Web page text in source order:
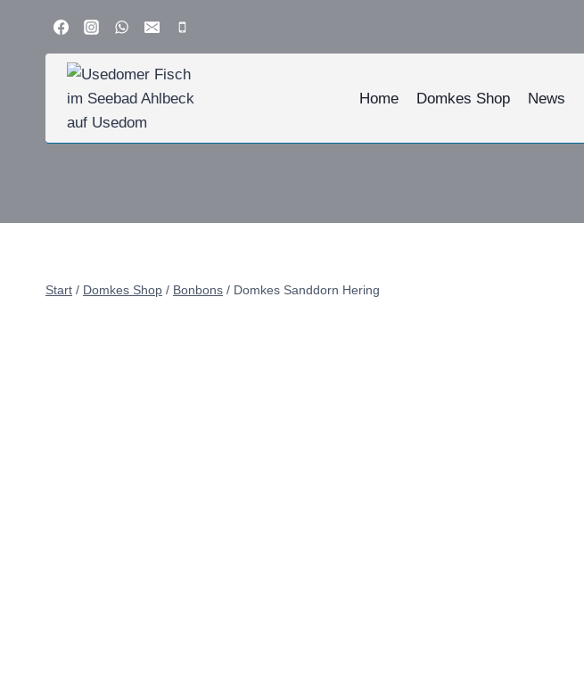
springen
Home Domkes Shop News
Start / Domkes Shop / Bonbons / Domkes Sanddorn Hering